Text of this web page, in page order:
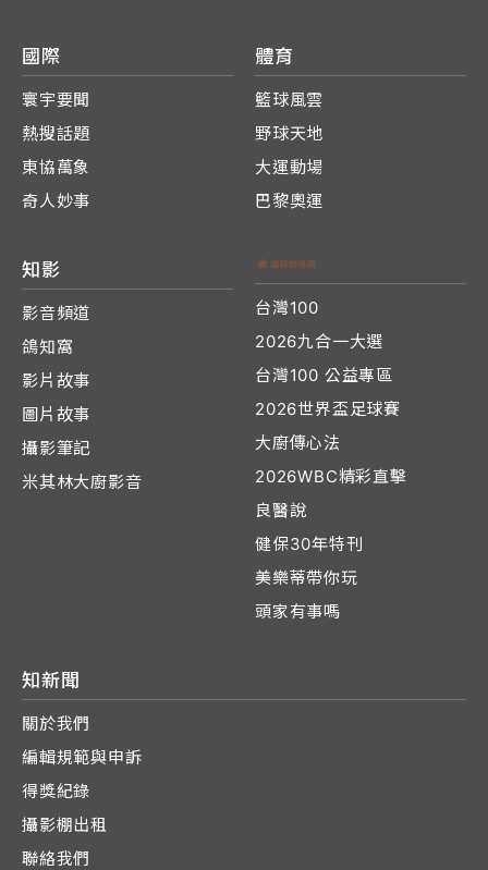
國際
寰宇要聞
熱搜話題
東協萬象
奇人妙事
體育
籃球風雲
野球天地
大運動場
巴黎奧運
知影
影音頻道
鴿知窩
影片故事
圖片故事
攝影筆記
米其林大廚影音
台灣100
2026九合一大選
台灣100 公益專區
2026世界盃足球賽
大廚傳心法
2026WBC精彩直擊
良醫說
健保30年特刊
美樂蒂帶你玩
頭家有事嗎
知新聞
關於我們
編輯規範與申訴
得獎紀錄
攝影棚出租
聯絡我們